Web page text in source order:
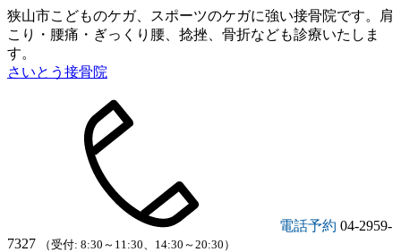
狭山市こどものケガ、スポーツのケガに強い接骨院です。肩
こり・腰痛・ぎっくり腰、捻挫、骨折なども診療いたしま
す。
さいとう接骨院
電話予約 04-2959-
7327
（受付: 8:30～11:30、14:30～20:30）